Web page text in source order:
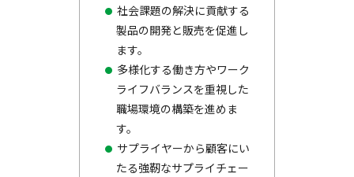
社会課題の解決に貢献する
製品の開発と販売を促進し
ます。
多様化する働き方やワーク
ライフバランスを重視した
職場環境の構築を進めま
す。
サプライヤーから顧客にい
たる強靭なサプライチェー